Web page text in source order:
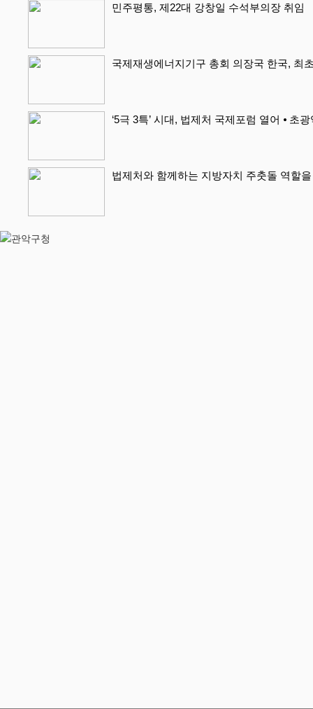
민주평통, 제22대 강창일 수석부의장 취임
국제재생에너지기구 총회 의장국 한국, 최
‘5극 3특’ 시대, 법제처 국제포럼 열어 ⦁ 초
법제처와 함께하는 지방자치 주춧돌 역할